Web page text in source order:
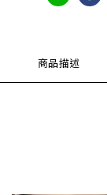
商品描述